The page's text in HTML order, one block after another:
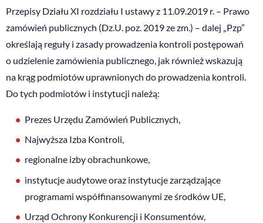
Przepisy Działu XI rozdziału I ustawy z 11.09.2019 r. – Prawo
zamówień publicznych (Dz.U. poz. 2019 ze zm.) – dalej „Pzp”
określają reguły i zasady prowadzenia kontroli postępowań
o udzielenie zamówienia publicznego, jak również wskazują
na krąg podmiotów uprawnionych do prowadzenia kontroli.
Do tych podmiotów i instytucji należą:
Prezes Urzędu Zamówień Publicznych,
Najwyższa Izba Kontroli,
regionalne izby obrachunkowe,
instytucje audytowe oraz instytucje zarządzające
programami współfinansowanymi ze środków UE,
Urząd Ochrony Konkurencji i Konsumentów,